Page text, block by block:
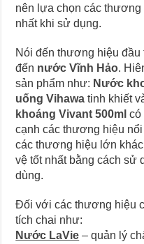
nên lựa chọn các thương
nhất khi sử dụng.
Nói đến thương hiệu đầu
đến nước Vĩnh Hảo.
sản phẩm như: Nước
uống Vihawa tinh khiết
khoáng Vivant 500ml có
cạnh các thương hiệu
các thương hiệu lớn
vệ tốt nhất bằng cách sử
dùng.
Đối với các thương hiệu
tích chai như:
Nước LaVie – quản lý